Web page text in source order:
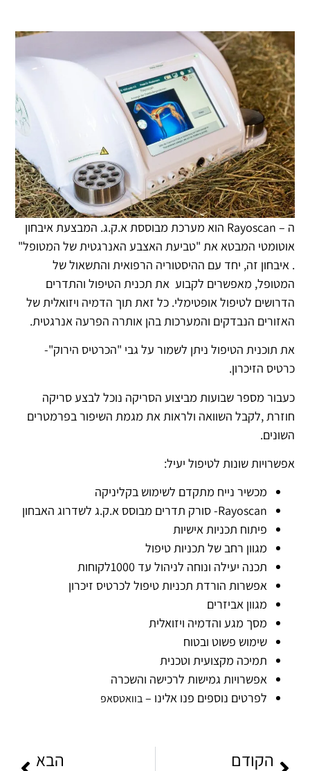
ה – Rayoscan הוא מערכת מבוססת א.ק.ג. המבצעת איבחון
אוטומטי המבטא את "טביעת האצבע האנרגטית של המטופל"
. איבחון זה, יחד עם ההיסטוריה הרפואית והתשאול של
המטופל, מאפשרים לקבוע את תכנית הטיפול והתדרים
הדרושים לטיפול אופטימלי. כל זאת תוך הדמיה ויזואלית של
האזורים הנבדקים והמערכות בהן אותרה הפרעה אנרגטית.
את תוכנית הטיפול ניתן לשמור על גבי "הכרטיס הירוק"-
כרטיס הזיכרון.
כעבור מספר שבועות מביצוע הסריקה נוכל לבצע סריקה
חוזרת ,לקבל השוואה ולראות את מגמת השיפור בפרמטרים
השונים.
אפשרויות שונות לטיפול יעיל:
מכשיר נייח מתקדם לשימוש בקליניקה
Rayoscan- סורק תדרים מבוסס א.ק.ג לשדרוג האבחון
פיתוח תכניות אישיות
מגוון רחב של תכניות טיפול
תכנה יעילה ונוחה לניהול עד 1000לקוחות
אפשרות הורדת תכניות טיפול לכרטיס זיכרון
מגוון אביזרים
מסך מגע והדמיה ויזואלית
שימוש פשוט ובטוח
תמיכה מקצועית וטכנית
אפשרויות גמישות לרכישה והשכרה
לפרטים נוספים פנו אלינו –בוואטסאפ
הקודם הבא